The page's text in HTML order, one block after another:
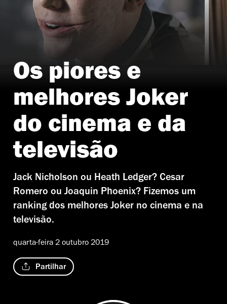
Monaghan, Romero, Ledger, Nicholson, Leto e Phoenix
Os piores e
melhores Joker
do cinema e da
televisão
Jack Nicholson ou Heath Ledger? Cesar
Romero ou Joaquin Phoenix? Fizemos um
ranking dos melhores Joker no cinema e na
televisão.
quarta-feira 2 outubro 2019
Partilhar